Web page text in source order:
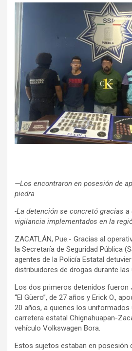
—Los encontraron en posesión de
piedra
-La detención se concretó gracias a
vigilancia implementados en la
ZACATLÁN, Pue.- Gracias al
la Secretaría de Seguridad Pública
agentes de la Policía Estatal
distribuidores de drogas durante las
Los dos primeros detenidos fueron
“El Güero”, de 27 años y Erick O.,
20 años, a quienes los uniformados
carretera estatal Chignahuapan-
vehículo Volkswagen Bora.
Estos sujetos estaban en posesión